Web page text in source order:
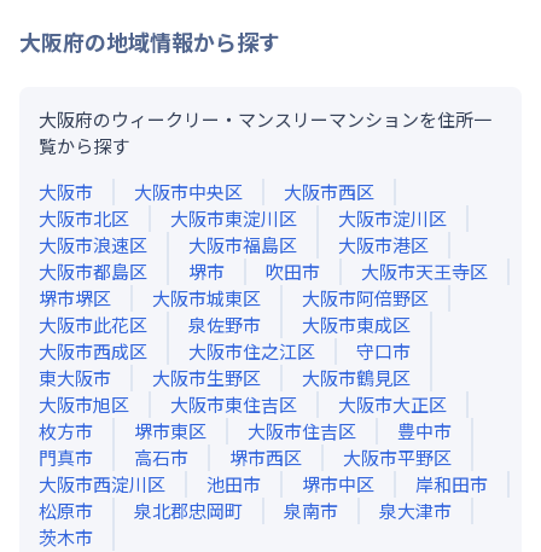
大阪府の地域情報から探す
大阪府のウィークリー・マンスリーマンションを住所一
覧から探す
大阪市
大阪市中央区
大阪市西区
大阪市北区
大阪市東淀川区
大阪市淀川区
大阪市浪速区
大阪市福島区
大阪市港区
大阪市都島区
堺市 吹田市
大阪市天王寺区
堺市堺区
大阪市城東区
大阪市阿倍野区
大阪市此花区
泉佐野市
大阪市東成区
大阪市西成区
大阪市住之江区
守口市
東大阪市
大阪市生野区
大阪市鶴見区
大阪市旭区
大阪市東住吉区
大阪市大正区
枚方市
堺市東区 大阪市住吉区
豊中市
門真市
高石市 堺市西区
大阪市平野区
大阪市西淀川区
池田市 堺市中区
岸和田市
松原市
泉北郡忠岡町 泉南市
泉大津市
茨木市